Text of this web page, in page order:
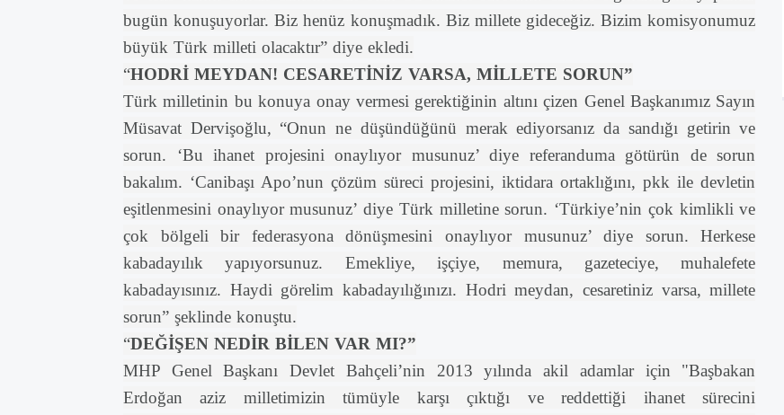
bugün konuşuyorlar. Biz henüz konuşmadık. Biz millete gideceğiz. Bizim komisyonumuz
büyük Türk milleti olacaktır” diye ekledi.
“HODRİ MEYDAN! CESARETİNİZ VARSA, MİLLETE SORUN”
Türk milletinin bu konuya onay vermesi gerektiğinin altını çizen Genel Başkanımız Sayın
Müsavat Dervişoğlu, “Onun ne düşündüğünü merak ediyorsanız da sandığı getirin ve
sorun. ‘Bu ihanet projesini onaylıyor musunuz’ diye referanduma götürün de sorun
bakalım. ‘Canibaşı Apo’nun çözüm süreci projesini, iktidara ortaklığını, pkk ile devletin
eşitlenmesini onaylıyor musunuz’ diye Türk milletine sorun. ‘Türkiye’nin çok kimlikli ve
çok bölgeli bir federasyona dönüşmesini onaylıyor musunuz’ diye sorun. Herkese
kabadayılık yapıyorsunuz. Emekliye, işçiye, memura, gazeteciye, muhalefete
kabadayısınız. Haydi görelim kabadayılığınızı. Hodri meydan, cesaretiniz varsa, millete
sorun” şeklinde konuştu.
“DEĞİŞEN NEDİR BİLEN VAR MI?”
MHP Genel Başkanı Devlet Bahçeli’nin 2013 yılında akil adamlar için "Başbakan
Erdoğan aziz milletimizin tümüyle karşı çıktığı ve reddettiği ihanet sürecini